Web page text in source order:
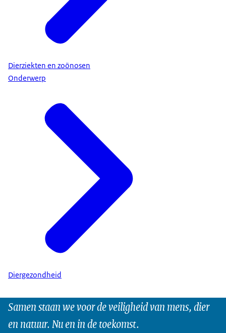
Dierziekten en zoönosen
Onderwerp
Diergezondheid
Samen staan we voor de veiligheid van mens, dier
en natuur. Nu en in de toekomst.